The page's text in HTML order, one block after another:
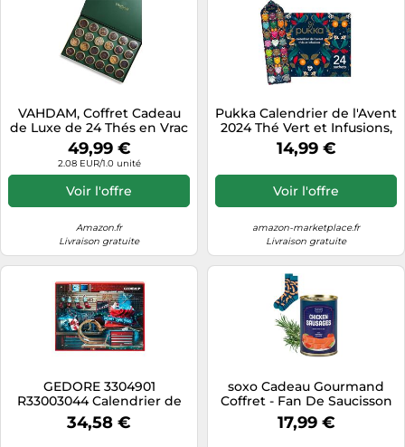
VAHDAM, Coffret Cadeau
de Luxe de 24 Thés en Vrac
Uniques en Boîtes - Coffret
Cadeau Premium | Sans
Gluten et Sans OGM |
Cadeaux pour Femmes et
Hommes
49,99 €
2.08 EUR/1.0 unité
Voir l'offre
Amazon.fr
Livraison gratuite
Pukka Calendrier de l'Avent
2024 Thé Vert et Infusions,
Idée cadeau pour Homme
et Femme, Sélection de
Biologiques, 24 Sachets de
Thé
14,99 €
Voir l'offre
amazon-marketplace.fr
Livraison gratuite
GEDORE 3304901
R33003044 Calendrier de
l'Avent 2023, 44 pièces,
rouge, calendrier de l'Avent
34,58 €
soxo Cadeau Gourmand
Coffret - Fan De Saucisson
Chaussettes Homme 40-45
17,99 €